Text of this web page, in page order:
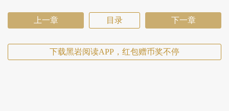
上一章 目录 下一章
下载黑岩阅读APP，红包赠币奖不停